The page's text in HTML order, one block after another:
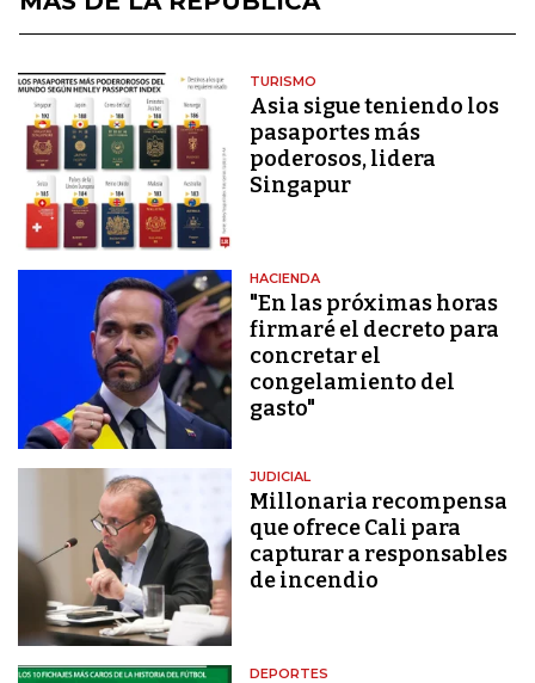
TURISMO
Asia sigue teniendo los
pasaportes más
poderosos, lidera
Singapur
HACIENDA
"En las próximas horas
firmaré el decreto para
concretar el
congelamiento del
gasto"
JUDICIAL
Millonaria recompensa
que ofrece Cali para
capturar a responsables
de incendio
DEPORTES